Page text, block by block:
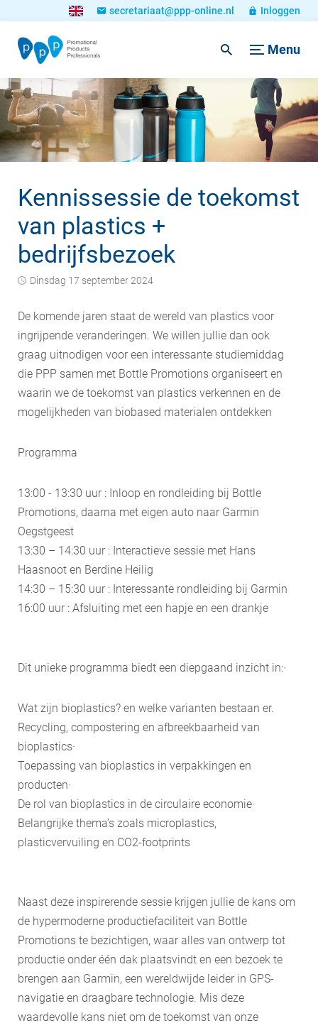
secretariaat@ppp-online.nl Inloggen
Menu
Kennissessie de toekomst
van plastics +
bedrijfsbezoek
dinsdag 17 september 2024
De komende jaren staat de wereld van plastics voor
ingrijpende veranderingen. We willen jullie dan ook
graag uitnodigen voor een interessante studiemiddag
die PPP samen met Bottle Promotions organiseert en
waarin we de toekomst van plastics verkennen en de
mogelijkheden van biobased materialen ontdekken
Programma
​13:00 - 13:30 uur : Inloop en rondleiding bij Bottle
Promotions, daarna met eigen auto naar Garmin
Oegstgeest
​13:30 – 14:30 uur : Interactieve sessie met Hans
Haasnoot en Berdine Heilig
14:30 – 15:30 uur : Interessante rondleiding bij Garmin
16:00 uur : Afsluiting met een hapje en een drankje
Dit unieke programma biedt een diepgaand inzicht in:·
​Wat zijn bioplastics? en welke varianten bestaan er.
​Recycling, compostering en afbreekbaarheid van
bioplastics·
Toepassing van bioplastics in verpakkingen en
producten·
De rol van bioplastics in de circulaire economie·
Belangrijke thema’s zoals microplastics,
plasticvervuiling en CO2-footprints
Naast deze inspirerende sessie krijgen jullie de kans om
de hypermoderne productiefaciliteit van Bottle
Promotions te bezichtigen, waar alles van ontwerp tot
productie onder één dak plaatsvindt en een bezoek te
brengen aan Garmin, een wereldwijde leider in GPS-
navigatie en draagbare technologie. Mis deze
waardevolle kans niet om de toekomst van onze